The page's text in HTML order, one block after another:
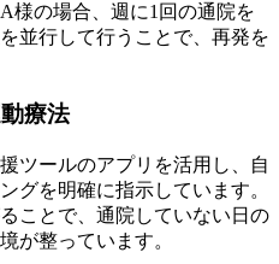
様の場合、週に1回の通院を
並行して行うことで、再発を
療法
ツールのアプリを活用し、自
グを明確に指示しています。
ことで、通院していない日の
が整っています。